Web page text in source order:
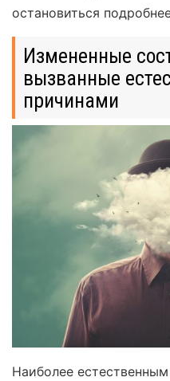
остановиться
Измененные
вызванные
причинами
Наиболее